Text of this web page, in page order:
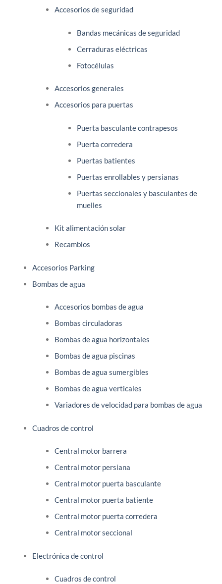
Accesorios de seguridad
Bandas mecánicas de seguridad
Cerraduras eléctricas
Fotocélulas
Accesorios generales
Accesorios para puertas
Puerta basculante contrapesos
Puerta corredera
Puertas batientes
Puertas enrollables y persianas
Puertas seccionales y basculantes de
muelles
Kit alimentación solar
Recambios
Accesorios Parking
Bombas de agua
Accesorios bombas de agua
Bombas circuladoras
Bombas de agua horizontales
Bombas de agua piscinas
Bombas de agua sumergibles
Bombas de agua verticales
Variadores de velocidad para bombas de agua
Cuadros de control
Central motor barrera
Central motor persiana
Central motor puerta basculante
Central motor puerta batiente
Central motor puerta corredera
Central motor seccional
Electrónica de control
Cuadros de control